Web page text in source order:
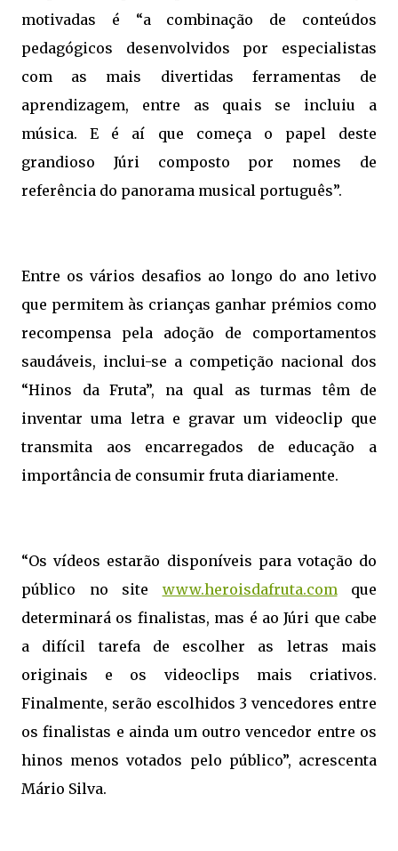
motivadas é “a combinação de conteúdos
pedagógicos desenvolvidos por especialistas
com as mais divertidas ferramentas de
aprendizagem, entre as quais se incluiu a
música. E é aí que começa o papel deste
grandioso Júri composto por nomes de
referência do panorama musical português”.
Entre os vários desafios ao longo do ano letivo
que permitem às crianças ganhar prémios como
recompensa pela adoção de comportamentos
saudáveis, inclui-se a competição nacional dos
“Hinos da Fruta”, na qual as turmas têm de
inventar uma letra e gravar um videoclip que
transmita aos encarregados de educação a
importância de consumir fruta diariamente.
“Os vídeos estarão disponíveis para votação do
público no site www.heroisdafruta.com que
determinará os finalistas, mas é ao Júri que cabe
a difícil tarefa de escolher as letras mais
originais e os videoclips mais criativos.
Finalmente, serão escolhidos 3 vencedores entre
os finalistas e ainda um outro vencedor entre os
hinos menos votados pelo público”, acrescenta
Mário Silva.